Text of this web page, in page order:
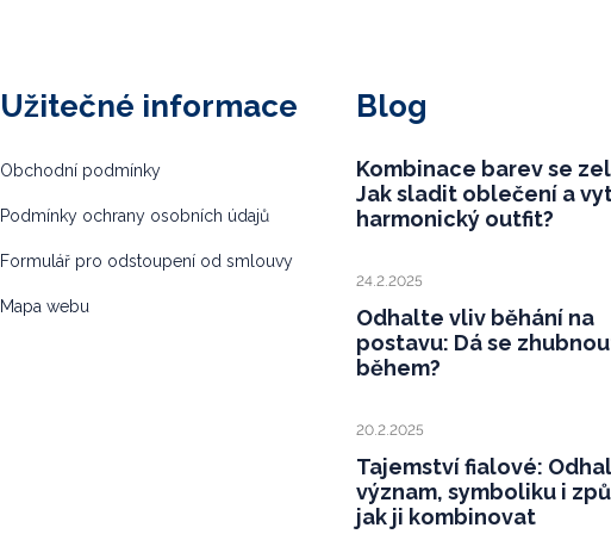
Užitečné informace
Obchodní podmínky
Podmínky ochrany osobních údajů
Formulář pro odstoupení od smlouvy
Mapa webu
Blog
Kombinace barev se
Jak sladit oblečení a
harmonický outfit?
24.2.2025
Odhalte vliv běhání na
postavu: Dá se
během?
20.2.2025
Tajemství fialové:
význam, symboliku i
jak ji kombinovat